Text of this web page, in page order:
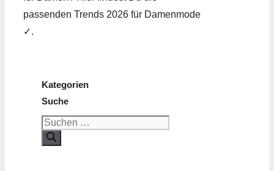
passenden Trends 2026 für Damenmode
✓.
Kategorien
Suche
Suchen
nach: